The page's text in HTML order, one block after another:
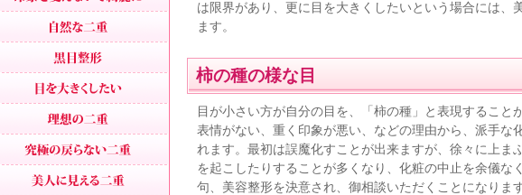
自然な二重
目を大きくしたい
理想の二重
究極の戻らない二重
美人に見える二重
は限界があり、更に目を大きくしたいという場合には、
ます。
柿の種の様な目
目が小さい方が自分の目を、「柿の種」と表現すること
表情がない、重く印象が悪い、などの理由から、派手な
れます。最初は誤魔化すことが出来ますが、徐々に上ま
を起こしたりすることが多くなり、化粧の中止を余儀な
句、美容整形を決意され、御相談いただくことになりま